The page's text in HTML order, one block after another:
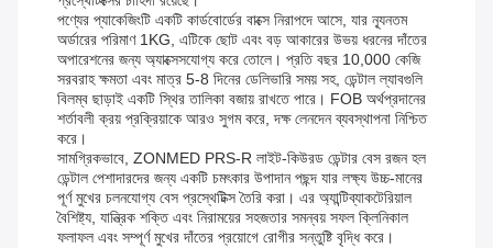
পণ্যের প্যাকেজিংটি একটি কার্ডবোর্ডের বাক্সে নিরাপদে আসে, যার ন্যূনতম
অর্ডারের পরিমাণ 1KG, এটিকে ছোট এবং বড় আকারের উভয় ধরনের দাঁতের
অপারেশনের জন্য অ্যাক্সেসযোগ্য করে তোলে। প্রতি বছর 10,000 কেজি
সরবরাহ ক্ষমতা এবং মাত্র 5-8 দিনের ডেলিভারি সময় সহ, ডেন্টাল ল্যাবগুলি
বিলম্ব ছাড়াই একটি স্থির তালিকা বজায় রাখতে পারে। FOB অর্থপ্রদানের
শর্তাবলী ক্রয় প্রক্রিয়াকে আরও সুগম করে, দক্ষ লেনদেন ব্যবস্থাপনা নিশ্চিত
করে।
সামগ্রিকভাবে, ZONMED PRS-R লাইট-কিউরড ডেন্টার বেস রজন হল
ডেন্টাল পেশাদারদের জন্য একটি চমৎকার উপাদান পছন্দ যার লক্ষ্য উচ্চ-মানের
পূর্ণ মুখের চলনযোগ্য বেস প্রস্থেটিক্স তৈরি করা। এর অ্যান্টিব্যাকটেরিয়াল
বৈশিষ্ট্য, যান্ত্রিক শক্তি এবং নিরাময়ের সহজতার সমন্বয় সফল ক্লিনিকাল
ফলাফল এবং সম্পূর্ণ মুখের দাঁতের প্রয়োগে রোগীর সন্তুষ্টি বৃদ্ধি করে।